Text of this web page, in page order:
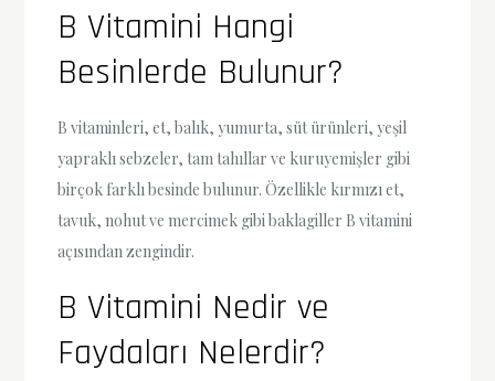
B Vitamini Hangi
Besinlerde Bulunur?
B vitaminleri, et, balık, yumurta, süt ürünleri, yeşil
yapraklı sebzeler, tam tahıllar ve kuruyemişler gibi
birçok farklı besinde bulunur. Özellikle kırmızı et,
tavuk, nohut ve mercimek gibi baklagiller B vitamini
açısından zengindir.
B Vitamini Nedir ve
Faydaları Nelerdir?